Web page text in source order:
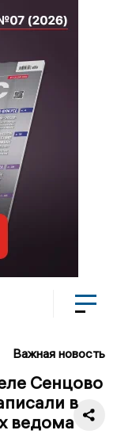
Важная новость
Сенцово
в
ведома